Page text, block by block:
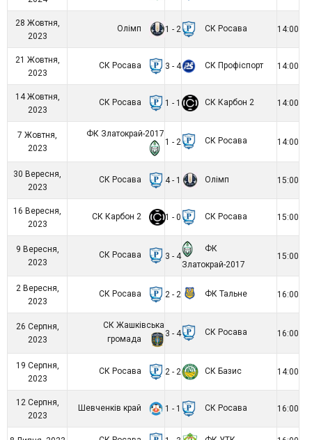
28 Жовтня,
2023
Олімп 1 - 2 СК Росава 14:00
21 Жовтня,
2023
СК Росава 3 - 4 СК Профіспорт 14:00
14 Жовтня,
2023
СК Росава 1 - 1 СК Карбон 2 14:00
7 Жовтня,
2023
ФК Златокрай-2017
1 - 2
СК Росава 14:00
30 Вересня,
2023
СК Росава 4 - 1 Олімп 15:00
16 Вересня,
2023
СК Карбон 2 1 - 0 СК Росава 15:00
9 Вересня,
2023
СК Росава 3 - 4
ФК
Златокрай-2017
15:00
2 Вересня,
2023
СК Росава 2 - 2 ФК Тальне 16:00
26 Серпня,
2023
СК Жашківська
громада
3 - 4 СК Росава 16:00
19 Серпня,
2023
СК Росава 2 - 2 СК Базис 14:00
12 Серпня,
2023
Шевченків край 1 - 1 СК Росава 16:00